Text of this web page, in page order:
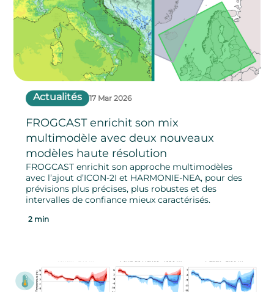
Actualités 17 Mar 2026
FROGCAST enrichit son mix
multimodèle avec deux nouveaux
modèles haute résolution
FROGCAST enrichit son approche multimodèles
avec l’ajout d’ICON-2I et HARMONIE-NEA, pour des
prévisions plus précises, plus robustes et des
intervalles de confiance mieux caractérisés.
2 min